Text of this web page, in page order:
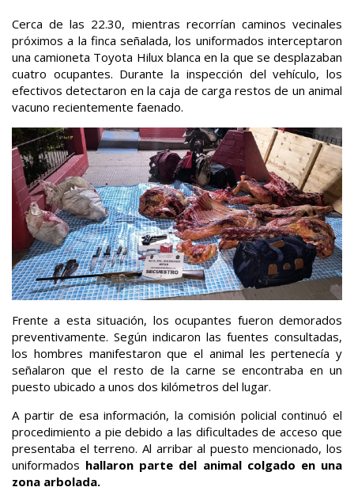
Cerca de las 22.30, mientras recorrían caminos vecinales
próximos a la finca señalada, los uniformados interceptaron
una camioneta Toyota Hilux blanca en la que se desplazaban
cuatro ocupantes. Durante la inspección del vehículo, los
efectivos detectaron en la caja de carga restos de un animal
vacuno recientemente faenado.
Frente a esta situación, los ocupantes fueron demorados
preventivamente. Según indicaron las fuentes consultadas,
los hombres manifestaron que el animal les pertenecía y
señalaron que el resto de la carne se encontraba en un
puesto ubicado a unos dos kilómetros del lugar.
A partir de esa información, la comisión policial continuó el
procedimiento a pie debido a las dificultades de acceso que
presentaba el terreno. Al arribar al puesto mencionado, los
uniformados hallaron parte del animal colgado en una
zona arbolada.